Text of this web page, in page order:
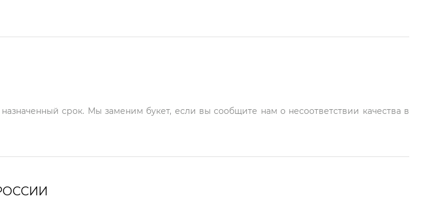
срок. Мы заменим букет, если вы сообщите нам о несоответствии качества в